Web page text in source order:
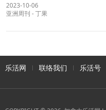
2023-10-06
亚洲周刊 -丁果
乐活网 联络我们 乐活号